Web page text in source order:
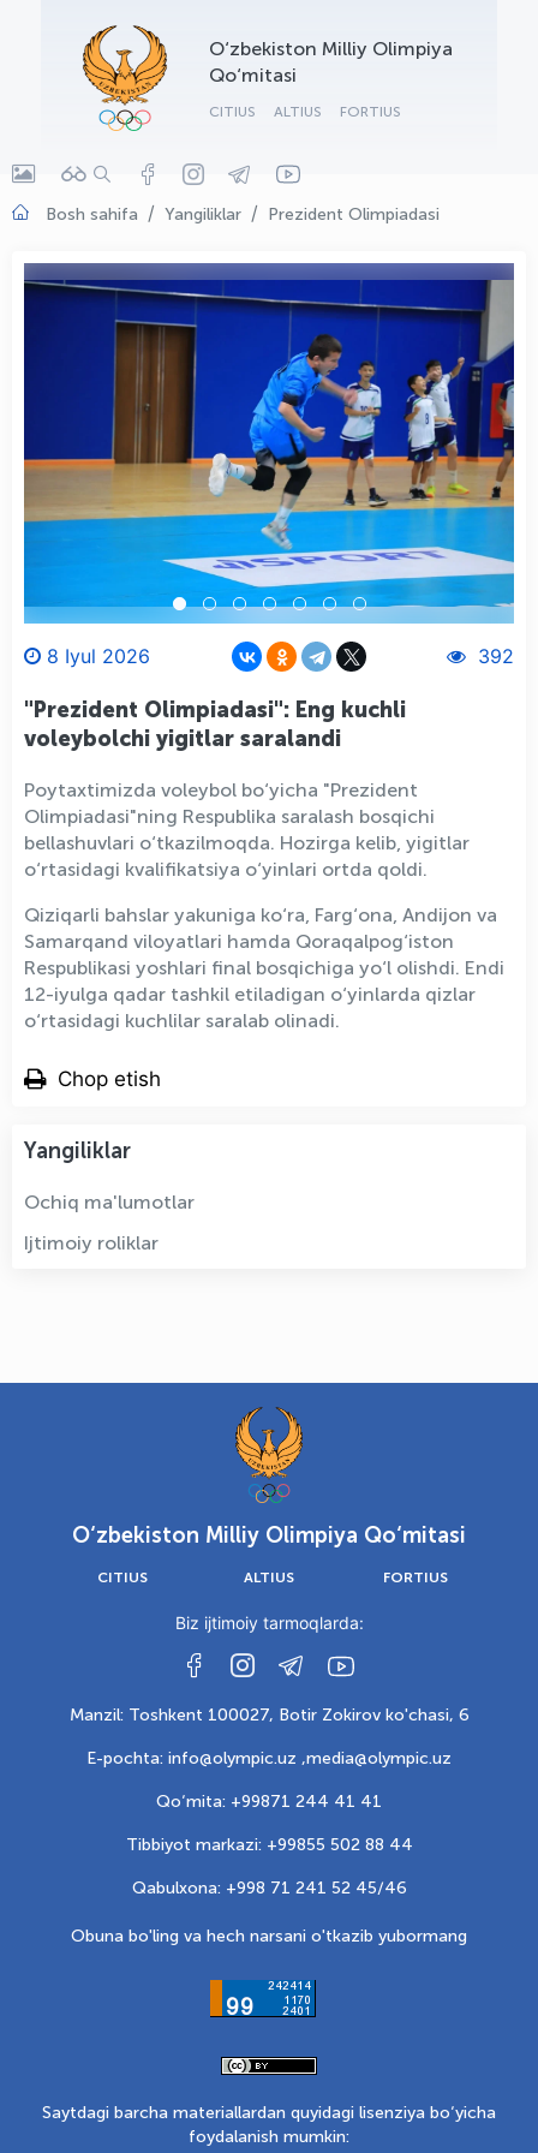
O‘zbekiston Milliy Olimpiya
Qo‘mitasi
CITIUS ALTIUS FORTIUS
Bosh sahifa Yangiliklar Prezident Olimpiadasi
8 Iyul 2026 392
"Prezident Olimpiadasi": Eng kuchli
voleybolchi yigitlar saralandi
Poytaxtimizda voleybol bo‘yicha "Prezident
Olimpiadasi"ning Respublika saralash bosqichi
bellashuvlari o‘tkazilmoqda. Hozirga kelib, yigitlar
o‘rtasidagi kvalifikatsiya o‘yinlari ortda qoldi.
Qiziqarli bahslar yakuniga ko‘ra, Farg‘ona, Andijon va
Samarqand viloyatlari hamda Qoraqalpog‘iston
Respublikasi yoshlari final bosqichiga yo‘l olishdi. Endi
12-iyulga qadar tashkil etiladigan o‘yinlarda qizlar
o‘rtasidagi kuchlilar saralab olinadi.
Chop etish
Yangiliklar
Ochiq ma'lumotlar
Ijtimoiy roliklar
O‘zbekiston Milliy Olimpiya Qo‘mitasi
CITIUS ALTIUS FORTIUS
Biz ijtimoiy tarmoqlarda:
Manzil: Toshkent 100027, Botir Zokirov ko'chasi, 6
E-pochta: info@olympic.uz ,media@olympic.uz
Qo‘mita: +99871 244 41 41
Tibbiyot markazi: +99855 502 88 44
Qabulxona: +998 71 241 52 45/46
Obuna bo'ling va hech narsani o'tkazib yubormang
Saytdagi barcha materiallardan quyidagi lisenziya bo‘yicha
foydalanish mumkin:
OLYMPCHIK AI - yordamchi
Onlayn · olympic.uz